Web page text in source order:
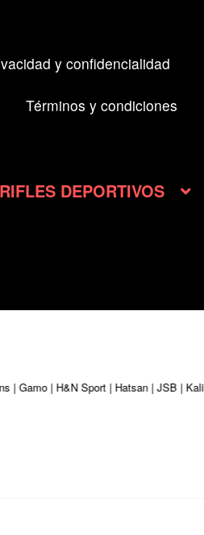
y confidencialidad
Términos y condiciones
RIFLES DEPORTIVOS
| H&N Sport | Hatsan | JSB |